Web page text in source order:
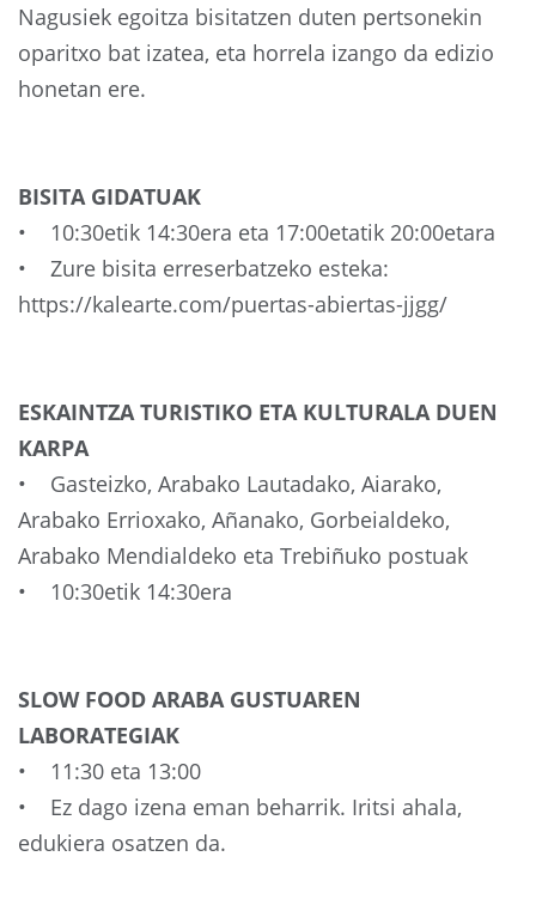
Nagusiek egoitza bisitatzen duten pertsonekin
oparitxo bat izatea, eta horrela izango da edizio
honetan ere.
BISITA GIDATUAK
• 10:30etik 14:30era eta 17:00etatik 20:00etara
• Zure bisita erreserbatzeko esteka:
https://kalearte.com/puertas-abiertas-jjgg/
ESKAINTZA TURISTIKO ETA KULTURALA DUEN
KARPA
• Gasteizko, Arabako Lautadako, Aiarako,
Arabako Errioxako, Añanako, Gorbeialdeko,
Arabako Mendialdeko eta Trebiñuko postuak
• 10:30etik 14:30era
SLOW FOOD ARABA GUSTUAREN
LABORATEGIAK
• 11:30 eta 13:00
• Ez dago izena eman beharrik. Iritsi ahala,
edukiera osatzen da.